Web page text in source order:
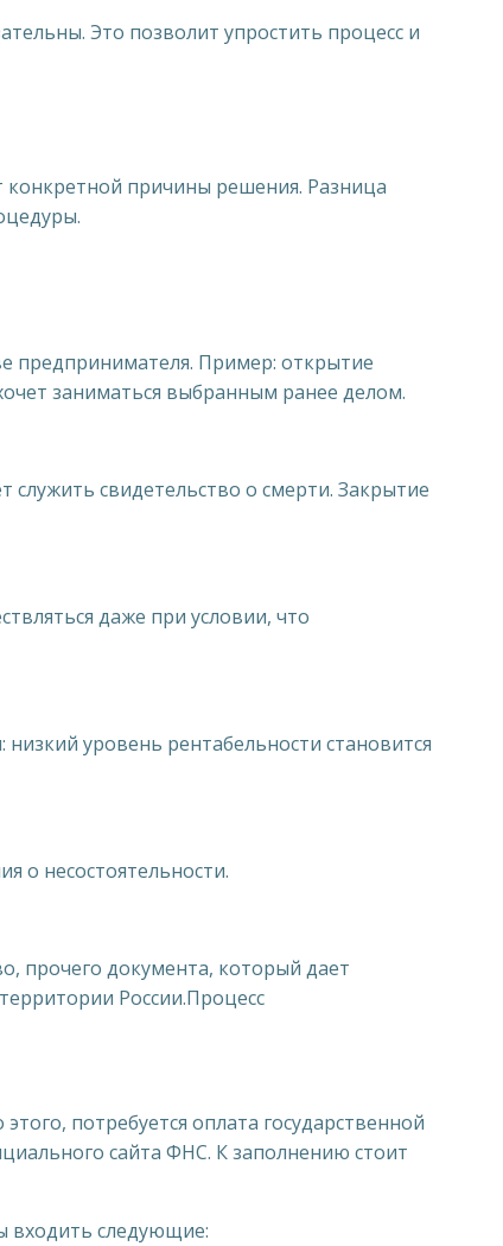
Это позволит упростить процесс и
конкретной причины решения. Разница
предпринимателя. Пример: открытие
заниматься выбранным ранее делом.
свидетельство о смерти. Закрытие
даже при условии, что
уровень рентабельности становится
о несостоятельности.
прочего документа, который дает
России.Процесс
потребуется оплата государственной
сайта ФНС. К заполнению стоит
входить следующие: